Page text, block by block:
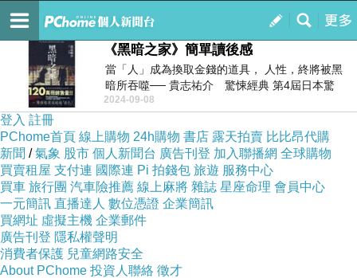
我的
訂閱
循環 - 永劫墜世
《黑暗之家》簡單讀後感
當「人」成為換取金錢的道具， 人性，終將被黑
暗所吞噬── 貴志祐介 驚悚經典 第4屆日本驚
悚...
2024-09-08
登入 註冊
PChome首頁 線上購物 24h購物 書店 露天拍賣 比比昂代購
新聞 /氣象 股市 個人新聞台 廣告刊登 加入聯播網 全球購物
買賣租屋 支付連 國際連 Pi 拍錢包 旅遊 服務中心
買車 旅行團 汽車險推薦 線上麻將 雜誌 星座命理 會員中心
一元簡訊 直播達人 數位憑證 企業簡訊
買網址 虛擬主機 企業郵件
廣告刊登 隱私權聲明
消費者保護 兒童網路安全
About PChome 投資人聯絡 徵才